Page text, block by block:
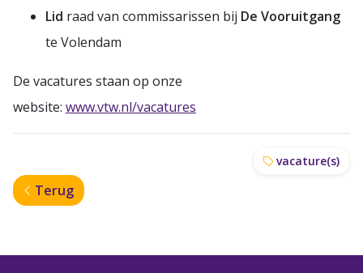
Lid raad van commissarissen bij De Vooruitgang
te Volendam
De vacatures staan op onze
website: www.vtw.nl/vacatures
vacature(s)
Terug